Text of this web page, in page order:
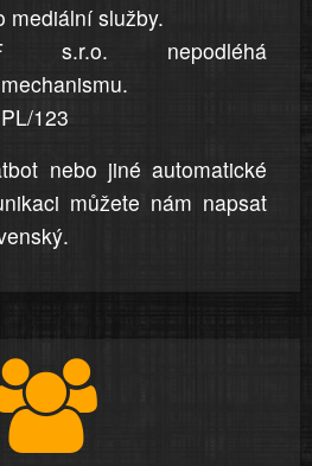
mediální služby.
s.r.o. nepodléhá
123
nebo jiné automatické
můžete nám napsat